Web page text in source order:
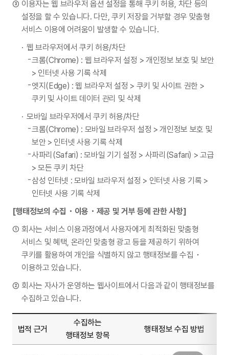
이용자는 웹 브라우저 옵션 설정을 통해 쿠키 허용, 차단 등의
설정을 할 수 있습니다. 다만, 쿠키 저장을 거부할 경우 맞춤형
서비스 이용에 어려움이 발생할 수 있습니다.
웹 브라우저에서 쿠키 허용/차단
크롬(Chrome) : 웹 브라우저 설정 > 개인정보 보호 및 보안
> 인터넷 사용 기록 삭제
엣지(Edge) : 웹 브라우저 설정 > 쿠키 및 사이트 권한 >
쿠키 및 사이트 데이터 관리 및 삭제
모바일 브라우저에서 쿠키 허용/차단
크롬(Chrome) : 모바일 브라우저 설정 > 개인정보 보호 및
보안 > 인터넷 사용 기록 삭제
사파리(Safari) : 모바일 기기 설정 > 사파리(Safari) > 고급
> 모든 쿠키 차단
삼성 인터넷 : 모바일 브라우저 설정 > 인터넷 사용 기록 >
인터넷 사용 기록 삭제
[행태정보의 수집・이용・제공 및 거부 등에 관한 사항]
회사는 서비스 이용과정에서 사용자에게 최적화된 맞춤형
서비스 및 혜택, 온라인 맞춤형 광고 등을 제공하기 위하여
쿠키를 활용하여 개인을 식별하지 않고 행태정보를 수집・
이용하고 있습니다.
회사는 자사가 운영하는 웹사이트에서 다음과 같이 행태정보를
수집하고 있습니다.
법적 근거
수집하는
행태정보 항목
행태정보 수집 방법